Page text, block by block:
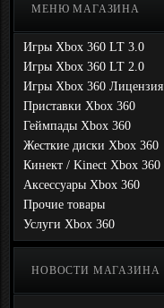
МЕНЮ МАГАЗИНА
Игры Xbox 360 LT 3.0
Игры Xbox 360 LT 2.0
Игры Xbox 360 Лицензия
Приставки Xbox 360
Геймпады Xbox 360
Жесткие диски Xbox 360
Кинект / Kinect Xbox 360
Аксессуары Xbox 360
Прочие товары
Услуги Xbox 360
НОВОСТИ МАГАЗИНА